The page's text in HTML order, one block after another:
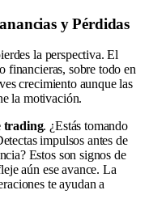
y Pérdidas
la perspectiva. El
financieras, sobre todo en
crecimiento aunque las
la motivación.
trading. ¿Estás tomando
impulsos antes de
Estos son signos de
aún ese avance. La
te ayudan a